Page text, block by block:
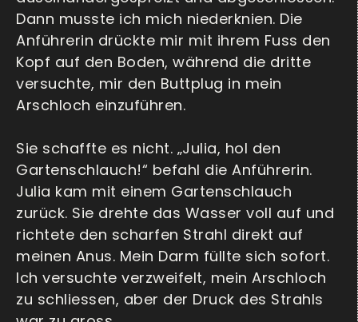
Dann musste ich mich niederknien. Die
Anführerin drückte mir mit ihrem Fuss den
Kopf auf den Boden, während die dritte
versuchte, mir den Buttplug in mein
Arschloch einzuführen.
Sie schaffte es nicht. „Julia, hol den
Gartenschlauch!“ befahl die Anführerin.
Julia kam mit einem Gartenschlauch
zurück. Sie drehte das Wasser voll auf und
richtete den scharfen Strahl direkt auf
meinen Anus. Mein Darm füllte sich sofort.
Ich versuchte verzweifelt, mein Arschloch
zu schliessen, aber der Druck des Strahls